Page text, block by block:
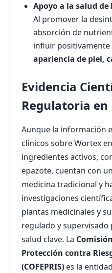
Apoyo a la salud
Al promover la
absorción de
influir positivamente
apariencia de piel,
Evidencia
Regulatoria en
Aunque la información
clínicos sobre Wortex
ingredientes activos,
epazote, cuentan con
medicina tradicional y
investigaciones
plantas medicinales y
regulado y
salud clave. La
Protección contra
(COFEPRIS) es la